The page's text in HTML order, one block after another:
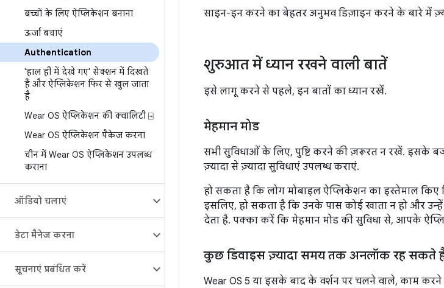
बच्चों के लिए ऐप्लिकेशन बनाना
ऊर्जा बचाएं
Authentication
'हाल ही में देखे गए' सेक्शन में दिखते
हैं और ऐप्लिकेशन फिर से खुल जाता
है
Wear OS ऐप्लिकेशन की क्वालिटी ⍈
Wear OS ऐप्लिकेशन पैकेज करना
चीन में Wear OS ऐप्लिकेशन उपलब्ध
कराना
ऑडियो चलाएं
डेटा मैनेज करना
सूचनाएं प्रबंधित करें
साइन-इन करने का बेहतर अनुभव डिज़ाइन करने के बारे में
शुरुआत में ध्यान रखने वाली बातें
इसे लागू करने से पहले, इन बातों का ध्यान रखें.
मेहमान मोड
सभी सुविधाओं के लिए, पुष्टि करने की ज़रूरत न रखें. इसके
ज़्यादा से ज़्यादा सुविधाएं उपलब्ध कराएं.
हो सकता है कि लोग मोबाइल ऐप्लिकेशन का इस्तेमाल
इसलिए, हो सकता है कि उनके पास कोई खाता न हो और
देता है. पक्का करें कि मेहमान मोड की सुविधा से, आपके
कुछ डिवाइस ज़्यादा समय तक अनलॉक रह सकते
Wear OS 5 या इसके बाद के वर्शन पर चलने वाले, काम करने